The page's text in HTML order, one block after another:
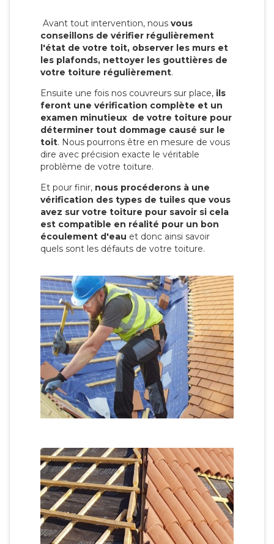
Avant tout intervention, nous vous
conseillons de vérifier régulièrement
l'état de votre toit, observer les murs et
les plafonds, nettoyer les gouttières de
votre toiture régulièrement.
Ensuite une fois nos couvreurs sur place, ils
feront une vérification complète et un
examen minutieux de votre toiture pour
déterminer tout dommage causé sur le
toit. Nous pourrons être en mesure de vous
dire avec précision exacte le véritable
problème de votre toiture.
Et pour finir, nous procéderons à une
vérification des types de tuiles que vous
avez sur votre toiture pour savoir si cela
est compatible en réalité pour un bon
écoulement d'eau et donc ainsi savoir
quels sont les défauts de votre toiture.